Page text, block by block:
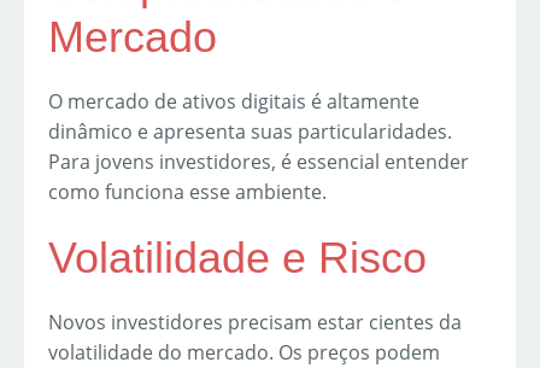
Mercado
O mercado de ativos digitais é altamente
dinâmico e apresenta suas particularidades.
Para jovens investidores, é essencial entender
como funciona esse ambiente.
Volatilidade e Risco
Novos investidores precisam estar cientes da
volatilidade do mercado. Os preços podem